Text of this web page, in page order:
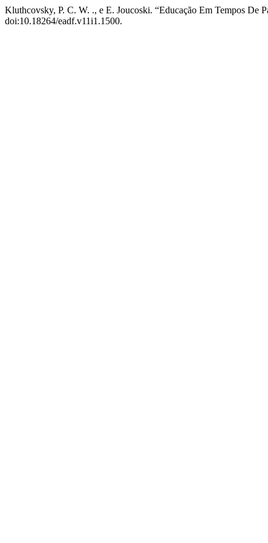
Kluthcovsky, P. C. W. ., e E. Joucoski. “Educação Em Tempos De
doi:10.18264/eadf.v11i1.1500.